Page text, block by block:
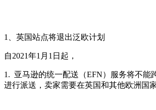
1、英国站点将退出泛欧计划
自2021年1月1日起，
1. 亚马逊的统一配送（EFN）服务将不能
进行派送，卖家需要在英国和其他欧洲国